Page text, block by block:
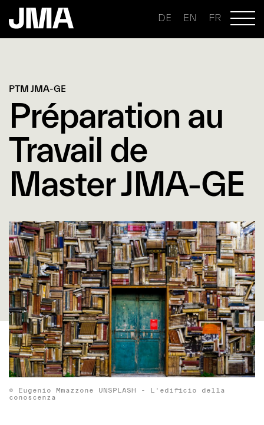
DE EN FR
PTM JMA-GE
Préparation au
Travail de
Master JMA-GE
© Eugenio Mmazzone UNSPLASH - L'edificio della
conoscenza